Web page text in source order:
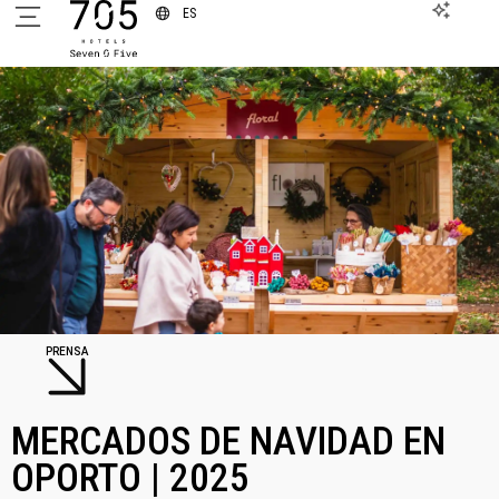
ES
PRENSA
MERCADOS DE NAVIDAD EN
OPORTO | 2025